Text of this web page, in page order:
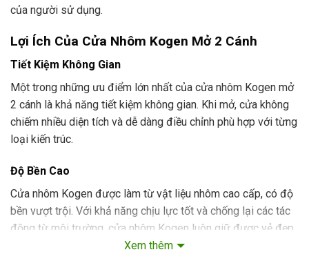
của người sử dụng.
Lợi Ích Của Cửa Nhôm Kogen Mở 2 Cánh
Tiết Kiệm Không Gian
Một trong những ưu điểm lớn nhất của cửa nhôm Kogen mở
2 cánh là khả năng tiết kiệm không gian. Khi mở, cửa không
chiếm nhiều diện tích và dễ dàng điều chỉnh phù hợp với từng
loại kiến trúc.
Độ Bền Cao
Cửa nhôm Kogen được làm từ vật liệu nhôm cao cấp, có độ
bền vượt trội. Với khả năng chịu lực tốt và chống lại các tác
động từ môi trường, cửa nhôm Kogen luôn giữ được vẻ đẹp
và chức năng sau nhiều năm sử dụng.
Xem thêm